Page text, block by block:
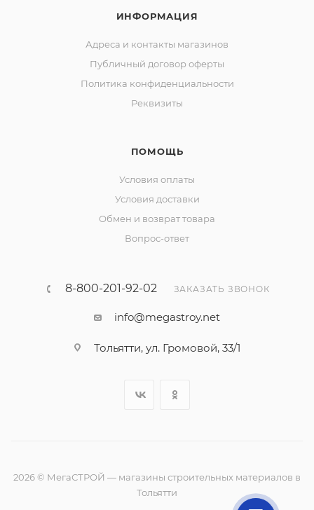
ИНФОРМАЦИЯ
Адреса и контакты магазинов
Публичный договор оферты
Политика конфиденциальности
Реквизиты
ПОМОЩЬ
Условия оплаты
Условия доставки
Обмен и возврат товара
Вопрос-ответ
8-800-201-92-02 ЗАКАЗАТЬ ЗВОНОК
info@megastroy.net
Тольятти, ул. Громовой, 33/1
2026 © МегаСТРОЙ — магазины строительных материалов в
Тольятти